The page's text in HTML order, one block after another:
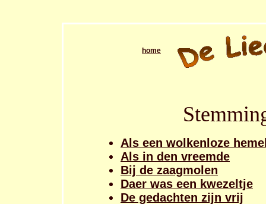
home
Als een wolkenloze
Als in den vreemde
Bij de zaagmolen
Daer was een kwezeltje
De gedachten zijn vrij